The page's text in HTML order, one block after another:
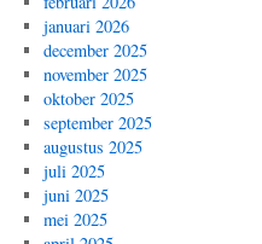
januari 2026
december 2025
november 2025
oktober 2025
september 2025
augustus 2025
juli 2025
juni 2025
mei 2025